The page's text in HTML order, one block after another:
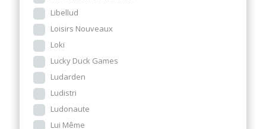
Libellud
Loisirs Nouveaux
Loki
Lucky Duck Games
Ludarden
Ludistri
Ludonaute
Lui Même